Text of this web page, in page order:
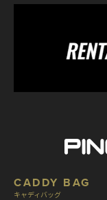
CADDY BAG
キャディバッグ